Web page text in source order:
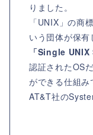
りました。
「UNIX」の商
いう団体が保
「Single
認証されたOS
ができる仕組
AT&T社の